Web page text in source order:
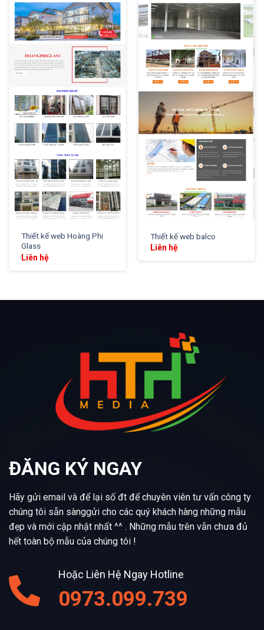
Thiết kế web Hoàng Phi
Glass
Liên hệ
XEM THỬ
Thiết kế web balco
Liên hệ
XEM THỬ
ĐĂNG KÝ NGAY
Hãy gửi email và để lại số đt để chuyên viên tư vấn công ty
chúng tôi sẵn sànggửi cho các quý khách hàng những mẫu
đẹp và mới cập nhật nhất ^^ . Những mẫu trên vẫn chưa đủ
hết toàn bộ mẫu của chúng tôi !
Hoặc Liên Hệ Ngay Hotline
0973.099.739